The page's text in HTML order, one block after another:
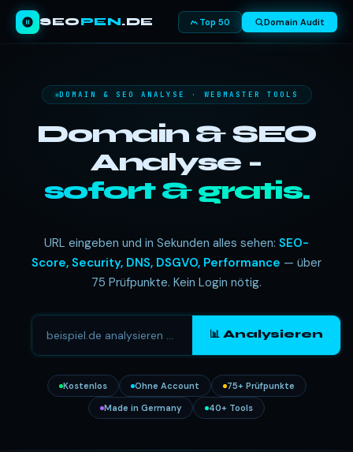
SEOPEN.DE Top 50 Domain Audit
DOMAIN & SEO ANALYSE · WEBMASTER TOOLS
Domain & SEO
Analyse -
sofort & gratis.
URL eingeben und in Sekunden alles sehen: SEO-
Score, Security, DNS, DSGVO, Performance — über
75 Prüfpunkte. Kein Login nötig.
📊 Analysieren
Kostenlos Ohne Account
75+ Prüfpunkte
Made in Germany
40+ Tools